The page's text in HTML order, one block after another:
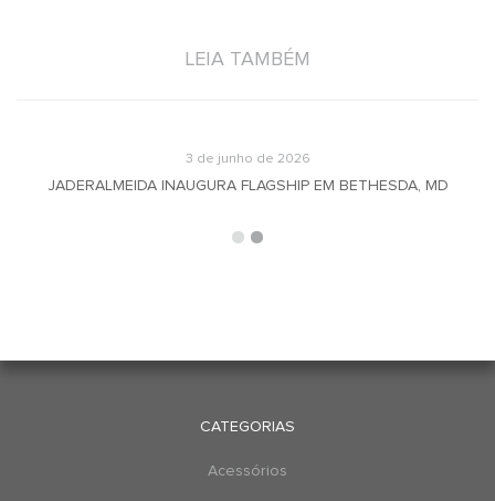
LEIA TAMBÉM
3 de junho de 2026
JADERALMEIDA INAUGURA FLAGSHIP EM BETHESDA, MD
CATEGORIAS
Acessórios